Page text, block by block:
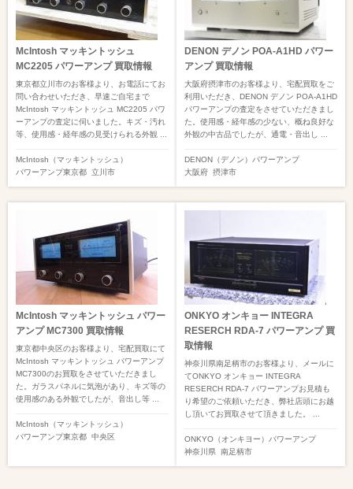
McIntosh マッキントッシュ
MC2205 パワーアンプ 買取情報
東京都立川市のお客様より、お電話にてお
問い合わせいただき、早速ご自宅まで
McIntosh マッキントッシュ MC2205 パワ
ーアンプの査定に伺いました。キズ・汚れ
等、使用感・経年感の見受けられる外観 ...
McIntosh（マッキントッシュ）
パワーアンプ東京都 立川市
DENON デノン POA-A1HD パワー
アンプ 買取情報
大阪府摂津市のお客様より、宅配買取をご
利用いただき、DENON デノン POA-A1HD
パワーアンプの査定をさせていただきまし
た。使用感・経年感の少ない、概ね良好な
外観の中古品でしたが、通電・音出し ...
DENON（デノン） パワーアンプ
大阪府 摂津市
McIntosh マッキントッシュ パワー
アンプ MC7300 買取情報
東京都中央区のお客様より、宅配買取にて
McIntosh マッキントッシュ パワーアンプ
MC7300のお買取をさせていただきまし
た。ガラスパネルに気泡があり、キズ等の
使用感のある外観でしたが、音出し等 ...
McIntosh（マッキントッシュ）
パワーアンプ東京都 中央区
ONKYO オンキョー INTEGRA
RESERCH RDA-7 パワーアンプ 買
取情報
神奈川県南足柄市のお客様より、メールに
てONKYO オンキョー INTEGRA
RESERCH RDA-7 パワーアンプお見積も
り希望のご依頼いただき、弊社店頭にお越
し頂いてお買取させて頂きました。 ...
ONKYO（オンキヨー） パワーアンプ
神奈川県 南足柄市